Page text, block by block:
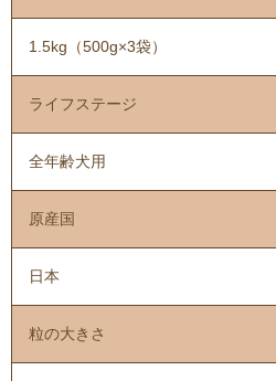
1.5kg（500g×3袋）
ライフステージ
全年齢犬用
原産国
日本
粒の大きさ